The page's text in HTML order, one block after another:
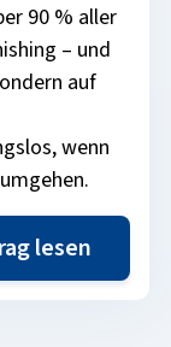
90 % aller
– und
auf
wenn
lesen